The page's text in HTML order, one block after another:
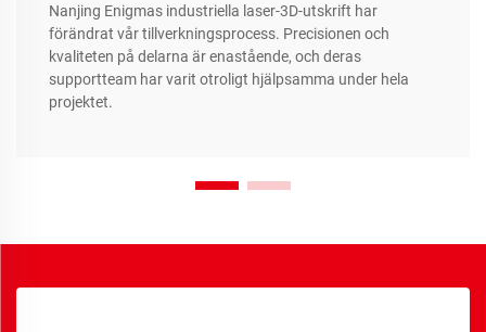
Nanjing Enigmas industriella laser-3D-utskrift har
förändrat vår tillverkningsprocess. Precisionen och
kvaliteten på delarna är enastående, och deras
supportteam har varit otroligt hjälpsamma under hela
projektet.